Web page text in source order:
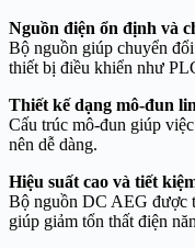
Nguồn điện ổn định và
Bộ nguồn giúp chuyển
thiết bị điều khiển như
Thiết kế dạng mô-đun
Cấu trúc mô-đun giúp
nên dễ dàng.
Hiệu suất cao và tiết
Bộ nguồn DC AEG được
giúp giảm tổn thất điện